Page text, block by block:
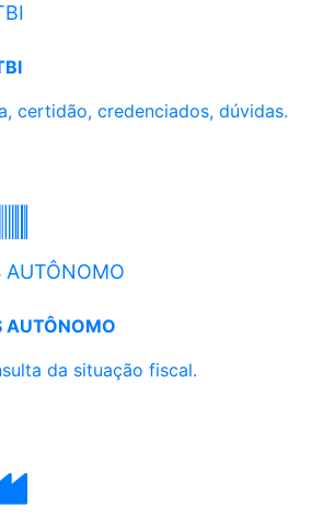
certidão, credenciados, dúvidas.
AUTÔNOMO
AUTÔNOMO
da situação fiscal.